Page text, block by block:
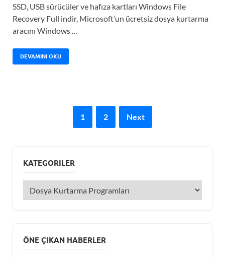
SSD, USB sürücüler ve hafıza kartları Windows File
Recovery Full indir, Microsoft’un ücretsiz dosya kurtarma
aracını Windows …
DEVAMINI OKU
1 2 Next
KATEGORILER
ÖNE ÇIKAN HABERLER